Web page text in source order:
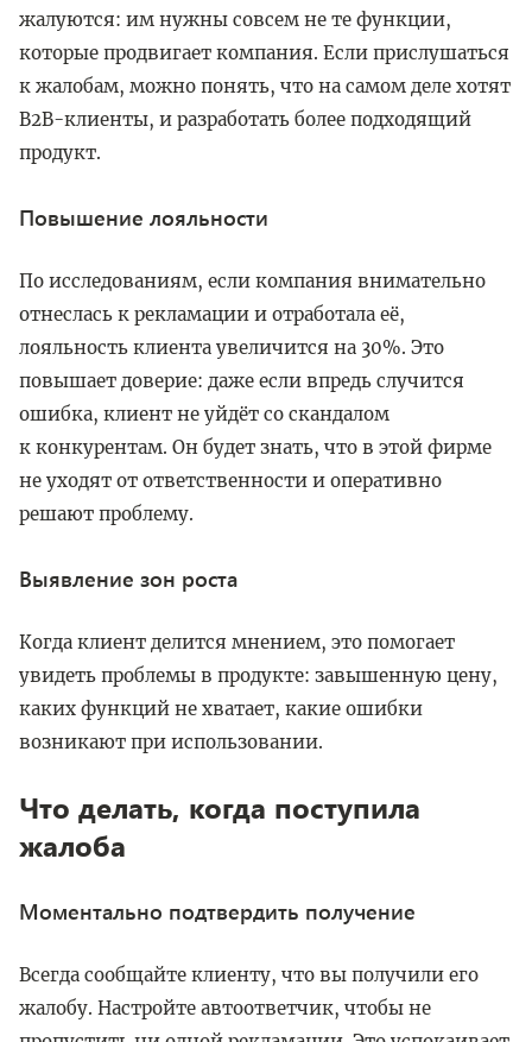
жалуются: им нужны совсем не те функции,
которые продвигает компания. Если прислушаться
к жалобам, можно понять, что на самом деле хотят
B2B-клиенты, и разработать более подходящий
продукт.
Повышение лояльности
По исследованиям, если компания внимательно
отнеслась к рекламации и отработала её,
лояльность клиента увеличится на 30%. Это
повышает доверие: даже если впредь случится
ошибка, клиент не уйдёт со скандалом
к конкурентам. Он будет знать, что в этой фирме
не уходят от ответственности и оперативно
решают проблему.
Выявление зон роста
Когда клиент делится мнением, это помогает
увидеть проблемы в продукте: завышенную цену,
каких функций не хватает, какие ошибки
возникают при использовании.
Что делать, когда поступила
жалоба
Моментально подтвердить получение
Всегда сообщайте клиенту, что вы получили его
жалобу. Настройте автоответчик, чтобы не